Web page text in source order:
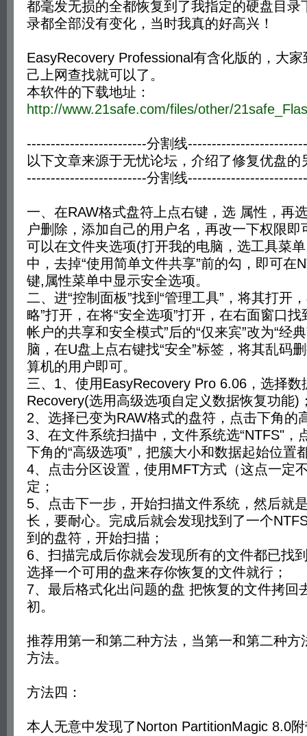
都毫发无损的全都恢复到了我指定的硬盘目录
录都全部没有变化，当时我真的好高兴！
EasyRecovery Professional有含化版的，大
己上网查找就可以了。
本软件的下载地址：
http://www.21safe.com/files/other/
-------------------------分割线
以下文章来源于无忧论坛，介绍了修复优盘的
-------------------------分割线
一、在RAW格式盘符上点右键，选 属性，再
户删除，添加自己的用户名，再改一下权限即
可以在文件夹选项(打开我的电脑，选工具菜
中，去掉“使用简单文件共享”前的勾，即可在
键,属性菜单中显示安全选项。
二、进“控制面板”找到“管理工具”，将其打开
略”打开，在将“安全选项”打开，在右面窗口找
帐户的共享和安全模式”后的“仅来宾”改为“经
脑，在U盘上点右键找“安全”标签，将其乱码
算机的用户即可。
三、1、使用EasyRecovery Pro 6.06，选择数
Recovery(选用高级选项自定义数据恢复功能)
2、选择已变为RAW格式的盘符，点击下角的
3、在文件系统扫描中，文件系统选“NTFS"，
下角的“高级选项”，把簇大小和数据起始位置
4、点击分区设置，使用MFT方式（这点一定
定；
5、点击下一步，开始扫描文件系统，然后就
长，要耐心。完成后就会发现找到了一个
到的盘符，开始扫描；
6、扫描完成后你就会发现所有的文件都已找
选择一个可用的盘来存你恢复的文件就行；
7、最后格式化出问题的盘 把恢复的文件拷回
初。
推荐用第一和第二种方法，当第一和第二种方
方法。
方法四：
本人无意中发现了Norton PartitionMagic 8.0